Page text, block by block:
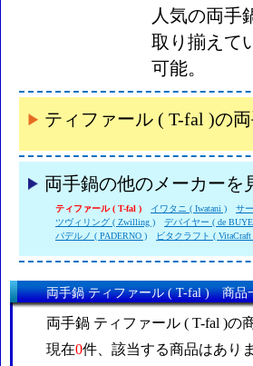
人気の両手
取り揃えて
可能。
ティファール ( T-fal )の
両手鍋の他のメーカーを
ティファール ( T-fal ) イワタニ ( Iwatani )
サ
ツヴィリング ( Zwilling )
デバイヤー ( de
パデルノ ( PADERNO )
ビタクラフト ( VitaCraft
両手鍋 ティファール ( T-fal ) 商品
両手鍋 ティファール ( T-fal )の
現在0件、該当する商品はあり